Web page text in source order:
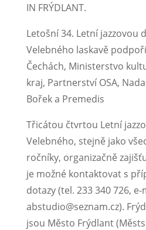
IN FRÝDLANT.
Letošní 34. Letní jazzovou
Velebného laskavě
Čechách, Ministerstvo
kraj, Partnerství OSA,
Bořek a Premedis
Třicátou čtvrtou Letní
Velebného, stejně jako
ročníky, organizačně
je možné kontaktovat s
dotazy (tel. 233 340 726, e-
abstudio@seznam.cz).
jsou Město Frýdlant